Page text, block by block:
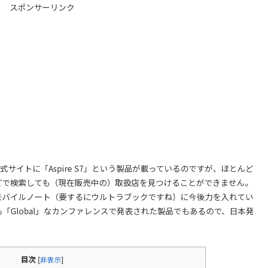
スポンサーリンク
サイトに「Aspire S7」という製品が載っているのですが、ほとんど
検索しても（現在販売中の）取扱店を見つけることができません。
イルノート（要するにウルトラブックですね）に今後力を入れてい
Global」なカンファレンスで発表された製品でもあるので、日本発
目次 [非表示]